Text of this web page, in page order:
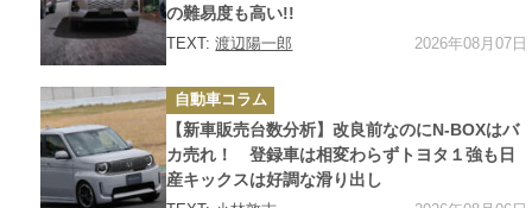
の難易度も高い!!
TEXT:渡辺陽一郎 2026年08月07日
カ
テ
ゴ
リ
ー
自動車コラム
【新車販売台数分析】改良前なのにN-BOXはバ
カ売れ！ 登録車は相変わらずトヨタ１強も日
産キックスは好調な滑り出し